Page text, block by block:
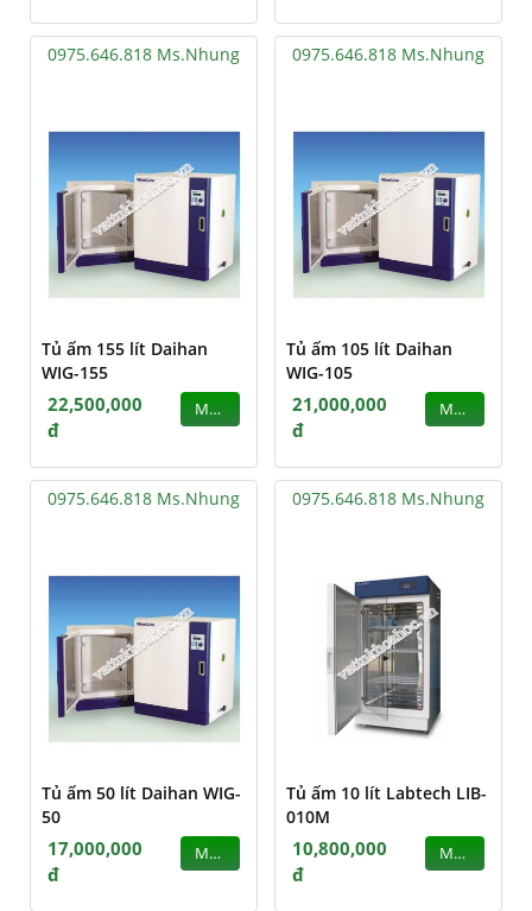
0975.646.818 Ms.Nhung
Tủ ấm 155 lít Daihan
WIG-155
22,500,000
đ
MUA
0975.646.818 Ms.Nhung
Tủ ấm 105 lít Daihan
WIG-105
21,000,000
đ
MUA
0975.646.818 Ms.Nhung
Tủ ấm 50 lít Daihan WIG-
50
17,000,000
đ
MUA
0975.646.818 Ms.Nhung
Tủ ấm 10 lít Labtech LIB-
010M
10,800,000
đ
MUA